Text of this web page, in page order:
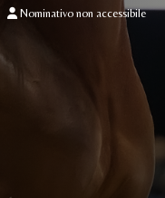
Nominativo non accessibile